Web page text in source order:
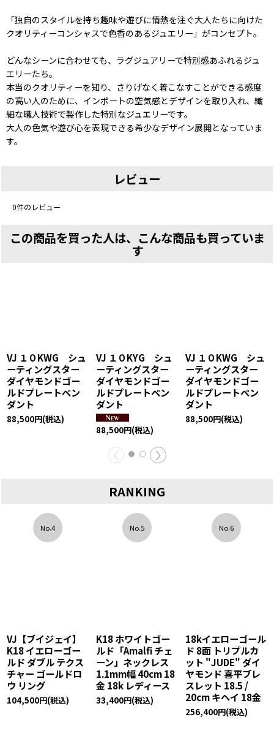
「独自のスタイルを持ち趣味や遊びに情熱を注ぐ大人たちに向けた
クオリティーコンシャスで色香のあるジュエリー」がコンセプト。
どんなシーンに合わせても、ラグジュアリーで特別感あふれるジュ
エリーたち。
本当のクオリティーを知り、さりげなく着こなすことができる感度
の高い人のために、インポートの空気感とデザインを取り入れ、繊
細な職人技術で製作した特別なジュエリーです。
大人の色気や遊び心を表現できる希少なデザイン展開となっていま
す。
レビュー
0件のレビュー
この商品を買った人は、こんな商品も買っていま
す
VJ １０KWG シュ
ーティングスター
ダイヤモンドゴー
ルドプレートペン
ダント
88,500円(税込)
VJ １０KYG シュ
ーティングスター
ダイヤモンドゴー
ルドプレートペン
ダント
88,500円(税込)
VJ １０KWG シュ
ーティングスター
ダイヤモンドゴー
ルドプレートペン
ダント
88,500円(税込)
RANKING
No.4
VJ【ブイジェイ】
K18 イエローゴー
ルド ダブル テクス
チャー ゴールドロ
ウ リング
104,500円(税込)
No.5
K18 ホワイトゴー
ルド「Amalfi チェ
ーン」ネックレス
1.1mm幅 40cm 18
金 18k レディース
33,400円(税込)
No.6
18kイエローゴール
ド 8面 トリプルカ
ット "JUDE" ダイ
ヤモンド 喜平ブレ
スレット 18.5 /
20cm キヘイ 18金
256,400円(税込)